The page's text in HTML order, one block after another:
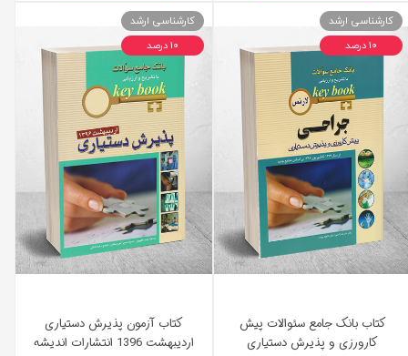
کتاب بانک جامع سئوالات پیش
کارورزی و پذیرش دستیاری
کارشناسی ارشد
۱۰ درصد
کتاب آزمون پذیرش دستیاری
اردیبهشت 1396 انتشارات اندیشه
کارشناسی ارشد
۱۰ درصد